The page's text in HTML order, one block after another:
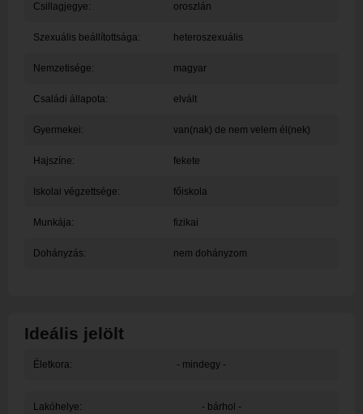
Csillagjegye: oroszlán
Szexuális beállítottsága: heteroszexuális
Nemzetisége: magyar
Családi állapota: elvált
Gyermekei: van(nak) de nem velem él(nek)
Hajszíne: fekete
Iskolai végzettsége: főiskola
Munkája: fizikai
Dohányzás: nem dohányzom
Ideális jelölt
Életkora: - mindegy -
Lakóhelye: - bárhol -